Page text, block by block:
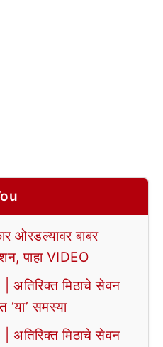
ओरडल्यावर बाबर
पाहा VIDEO
मिठाचे सेवन
‘या’ समस्या
मिठाचे सेवन